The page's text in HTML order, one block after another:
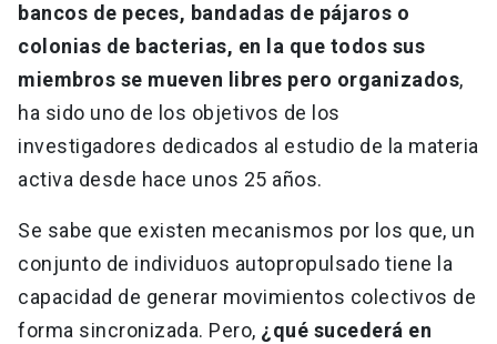
bancos de peces, bandadas de pájaros o
colonias de bacterias, en la que todos sus
miembros se mueven libres pero organizados,
ha sido uno de los objetivos de los
investigadores dedicados al estudio de la materia
activa desde hace unos 25 años.
Se sabe que existen mecanismos por los que, un
conjunto de individuos autopropulsado tiene la
capacidad de generar movimientos colectivos de
forma sincronizada. Pero, ¿qué sucederá en